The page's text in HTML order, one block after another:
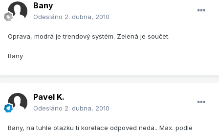
Bany
Odesláno 2. dubna, 2010
Oprava, modrá je trendový systém. Zelená je součet.
Bany
Pavel K.
Odesláno 2. dubna, 2010
Bany, na tuhle otazku ti korelace odpoved neda.. Max. podle